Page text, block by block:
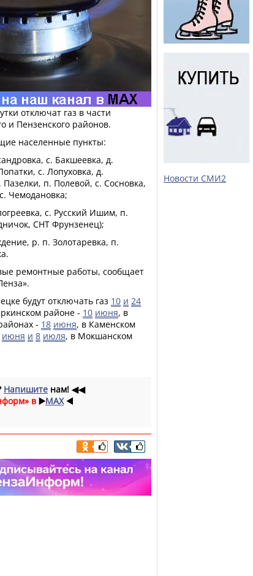
отключат газ в части
и Пензенского районов.
населенные пункты:
с. Бакшеевка, д.
с. Лопуховка, д.
п. Полевой, с. Сосновка,
Чемодановка;
с. Русский Ишим, п.
СНТ Фрунзенец);
р. п. Золотаревка, п.
ремонтные работы, сообщает
будут отключать газ 10 и 24
районе - 10 июня, в
- 18 июня, в Каменском
июня и 8 июля, в Мокшанском
Напишите нам! ◀◀
в ▶️MAX ◀️
Новости СМИ2